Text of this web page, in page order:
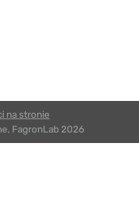
na stronie
FagronLab 2026